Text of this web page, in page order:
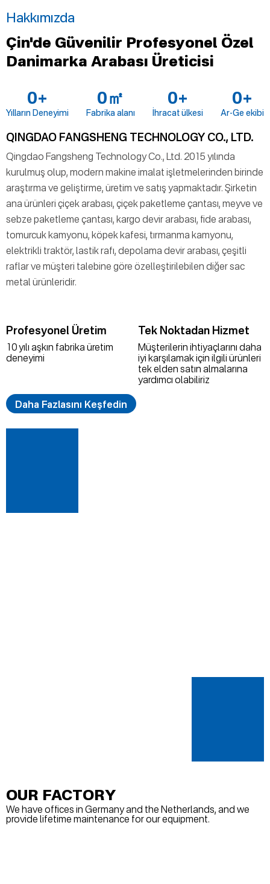
Hakkımızda
Çin'de Güvenilir Profesyonel Özel
Danimarka Arabası Üreticisi
0+
Yılların Deneyimi
0㎡
Fabrika alanı
0+
İhracat ülkesi
0+
Ar-Ge ekibi
QINGDAO FANGSHENG TECHNOLOGY CO., LTD.
Qingdao Fangsheng Technology Co., Ltd. 2015 yılında
kurulmuş olup, modern makine imalat işletmelerinden birinde
araştırma ve geliştirme, üretim ve satış yapmaktadır. Şirketin
ana ürünleri çiçek arabası, çiçek paketleme çantası, meyve ve
sebze paketleme çantası, kargo devir arabası, fide arabası,
tomurcuk kamyonu, köpek kafesi, tırmanma kamyonu,
elektrikli traktör, lastik rafı, depolama devir arabası, çeşitli
raflar ve müşteri talebine göre özelleştirilebilen diğer sac
metal ürünleridir.
Profesyonel Üretim
10 yılı aşkın fabrika üretim
deneyimi
Tek Noktadan Hizmet
Müşterilerin ihtiyaçlarını daha
iyi karşılamak için ilgili ürünleri
tek elden satın almalarına
yardımcı olabiliriz
Daha Fazlasını Keşfedin
OUR FACTORY
We have offices in Germany and the Netherlands, and we
provide lifetime maintenance for our equipment.